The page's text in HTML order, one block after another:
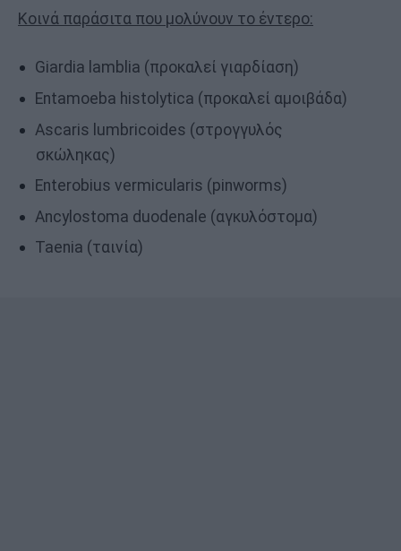
Κοινά παράσιτα που μολύνουν το έντερο:
Giardia lamblia (προκαλεί γιαρδίαση)
Entamoeba histolytica (προκαλεί αμοιβάδα)
Ascaris lumbricoides (στρογγυλός
σκώληκας)
Enterobius vermicularis (pinworms)
Ancylostoma duodenale (αγκυλόστομα)
Taenia (ταινία)